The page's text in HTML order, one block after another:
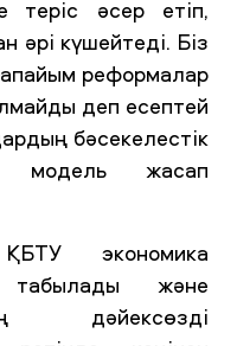
теріс әсер етіп,
әрі күшейтеді. Біз
реформалар
деп есептей
бәсекелестік
модель жасап
экономика
табылады және
дәйексөзді